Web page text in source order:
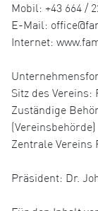
Mobil: +43 664 /
E-Mail:
Internet:
Sitz des
Zuständige
(Vereinsbehörde)
Zentrale Vereins
Präsident: Dr.